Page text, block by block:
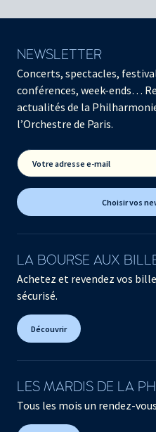
NEWSLETTER
Concerts, spectacles,
conférences, week-ends…
actualités de la
l’Orchestre de Paris.
Votre adresse e-mail
Choisir vos
LA BOURSE AUX
Achetez et revendez vos
sécurisé.
Découvrir
LES MARDIS DE LA
Tous les mois un rendez-